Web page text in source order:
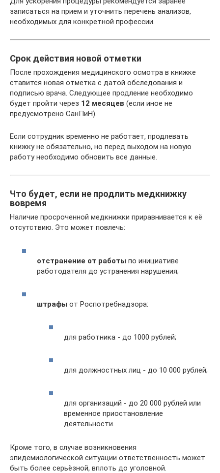
записаться на прием и уточнить перечень анализов,
необходимых для конкретной профессии.
Срок действия новой отметки
После прохождения медицинского осмотра в книжке
ставится новая отметка с датой обследования и
подписью врача. Следующее продление необходимо
будет пройти через 12 месяцев (если иное не
предусмотрено СанПиН).
Если сотрудник временно не работает, продлевать
книжку не обязательно, но перед выходом на новую
работу необходимо обновить все данные.
Что будет, если не продлить медкнижку
вовремя
Наличие просроченной медкнижки приравнивается к её
отсутствию. Это может повлечь:
отстранение от работы по инициативе
работодателя до устранения нарушения;
штрафы от Роспотребнадзора:
для работника - до 1000 рублей;
для должностных лиц - до 10 000 рублей;
для организаций - до 20 000 рублей или
временное приостановление
деятельности.
Кроме того, в случае возникновения
эпидемиологической ситуации ответственность может
быть более серьёзной, вплоть до уголовной.